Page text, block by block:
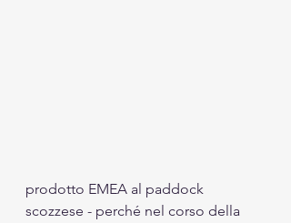
prodotto EMEA al paddock
scozzese - perché nel corso della